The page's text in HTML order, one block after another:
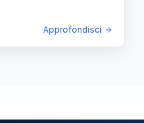
Approfondisci